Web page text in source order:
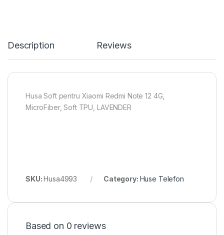
Description Reviews
Husa Soft pentru Xiaomi Redmi Note 12 4G,
MicroFiber, Soft TPU, LAVENDER
SKU:Husa4993 Category: Huse Telefon
Based on 0 reviews